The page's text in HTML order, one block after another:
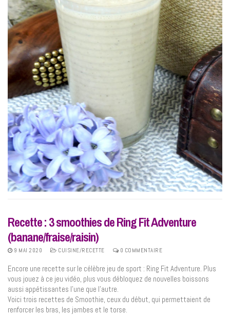
Recette : 3 smoothies de Ring Fit Adventure
(banane/fraise/raisin)
9 MAI 2020 CUISINE/RECETTE 0 COMMENTAIRE
Encore une recette sur le célèbre jeu de sport : Ring Fit Adventure. Plus
vous jouez à ce jeu vidéo, plus vous débloquez de nouvelles boissons
aussi appétissantes l’une que l’autre.
Voici trois recettes de Smoothie, ceux du début, qui permettaient de
renforcer les bras, les jambes et le torse.